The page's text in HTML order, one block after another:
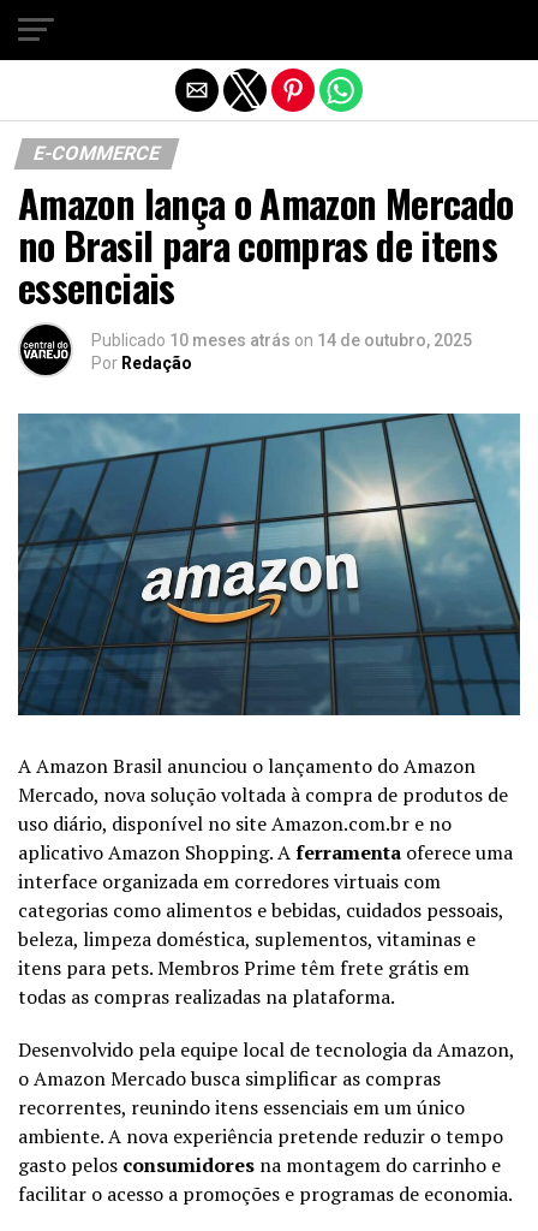
E-COMMERCE
Amazon lança o Amazon Mercado
no Brasil para compras de itens
essenciais
Publicado 10 meses atrás on 14 de outubro, 2025
Por Redação
A Amazon Brasil anunciou o lançamento do Amazon
Mercado, nova solução voltada à compra de produtos de
uso diário, disponível no site Amazon.com.br e no
aplicativo Amazon Shopping. Aferramenta oferece uma
interface organizada em corredores virtuais com
categorias como alimentos e bebidas, cuidados pessoais,
beleza, limpeza doméstica, suplementos, vitaminas e
itens para pets. Membros Prime têm frete grátis em
todas as compras realizadas na plataforma.
Desenvolvido pela equipe local de tecnologia da Amazon,
o Amazon Mercado busca simplificar as compras
recorrentes, reunindo itens essenciais em um único
ambiente. A nova experiência pretende reduzir o tempo
gasto pelos consumidores na montagem do carrinho e
facilitar o acesso a promoções e programas de economia.